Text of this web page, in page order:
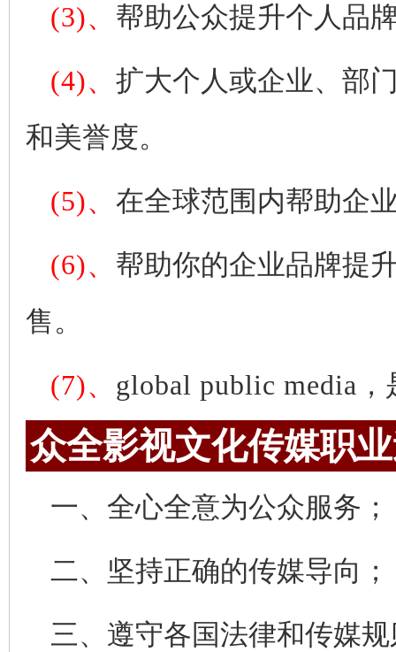
(3)、 帮助公众提升个人品
(4)、 扩大个人或企业、部
和美誉度。
(5)、 在全球范围内帮助企
(6)、 帮助你的企业品牌提
售。
(7)、 global public media
众全影视文化传媒职
一、全心全意为公众服务；
二、坚持正确的传媒导向；
三、遵守各国法律和传媒